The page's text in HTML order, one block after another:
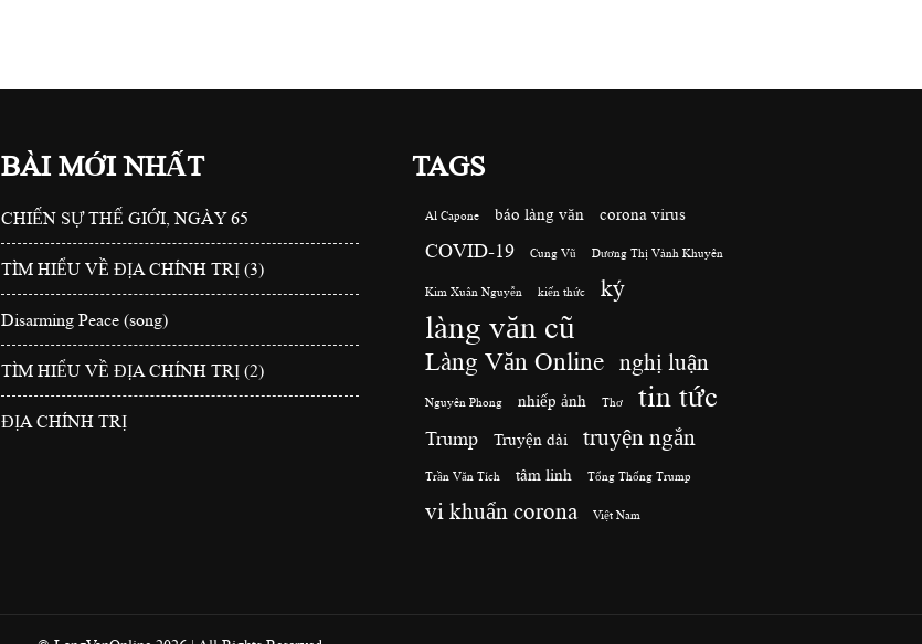
BÀI MỚI NHẤT
CHIẾN SỰ THẾ GIỚI, NGÀY 65
TÌM HIỂU VỀ ĐỊA CHÍNH TRỊ (3)
Disarming Peace (song)
TÌM HIỂU VỀ ĐỊA CHÍNH TRỊ (2)
ĐỊA CHÍNH TRỊ
TAGS
Al Capone báo làng văn corona virus
COVID-19 Cung Vũ Dương Thị Vành Khuyên
Kim Xuân Nguyễn kiến thức ký
làng văn cũ
Làng Văn Online nghị luận
Nguyên Phong nhiếp ảnh Thơ tin tức
Trump Truyện dài truyện ngắn
Trần Văn Tích tâm linh Tổng Thống Trump
vi khuẩn corona Việt Nam